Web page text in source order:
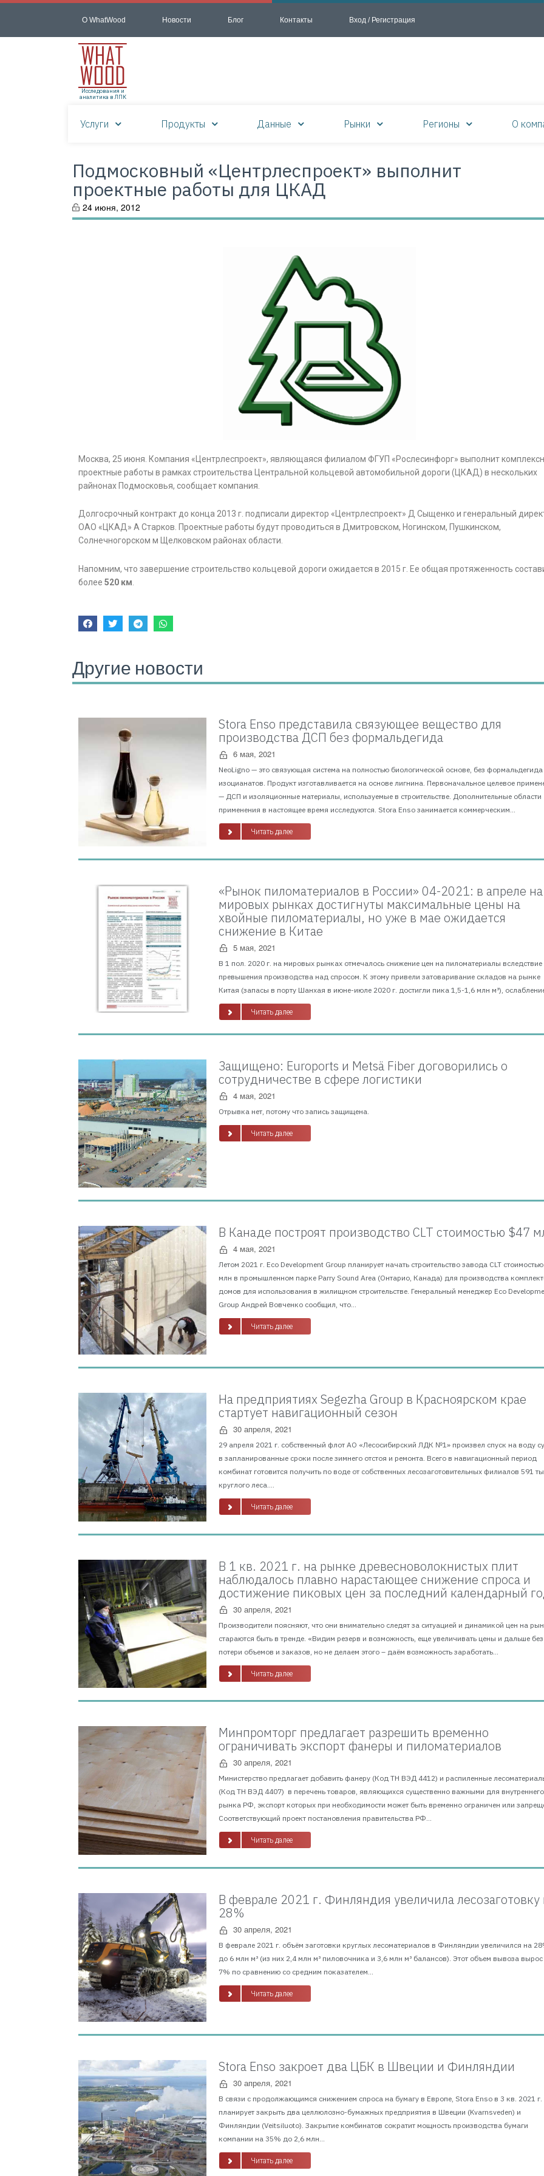
О WhatWood Новости Блог Контакты Вход / Регистрация
Исследования и
аналитика в ЛПК
Услуги Продукты Данные Рынки Регионы О
Подмосковный «Центрлеспроект» выполнит
проектные работы для ЦКАД
24 июня, 2012
Москва, 25 июня. Компания «Центрлеспроект», являющаяся филиалом ФГУП «Рослесинфорг» выполнит
проектные работы в рамках строительства Центральной кольцевой автомобильной дороги (ЦКАД) в нескольких
райнонах Подмосковья, сообщает компания.
Долгосрочный контракт до конца 2013 г. подписали директор «Центрлеспроект» Д Сыщенко и генеральный
ОАО «ЦКАД» А Старков. Проектные работы будут проводиться в Дмитровском, Ногинском, Пушкинском,
Солнечногорском м Щелковском районах области.
Напомним, что завершение строительство кольцевой дороги ожидается в 2015 г. Ее общая протяженность
более 520 км
Другие новости
Stora Enso представила связующее вещество для
производства ДСП без формальдегида
6 мая, 2021
NeoLigno — это связующая система на полностью биологической основе, без формальдегида
изоцианатов. Продукт изготавливается на основе лигнина. Первоначальное целевое
— ДСП и изоляционные материалы, используемые в строительстве. Дополнительные области
применения в настоящее время исследуются. Stora Enso занимается коммерческим...
Читать далее
«Рынок пиломатериалов в России» 04-2021: в апреле на
мировых рынках достигнуты максимальные цены на
хвойные пиломатериалы, но уже в мае ожидается
снижение в Китае
5 мая, 2021
В 1 пол. 2020 г. на мировых рынках отмечалось снижение цен на пиломатериалы вследствие
превышения производства над спросом. К этому привели затоваривание складов на рынке
Китая (запасы в порту Шанхая в июне-июле 2020 г. достигли пика 1,5-1,6 млн м³),
Читать далее
Защищено: Euroports и Metsä Fiber договорились о
сотрудничестве в сфере логистики
4 мая, 2021
Отрывка нет, потому что запись защищена.
Читать далее
В Канаде построят производство CLT стоимостью $47
4 мая, 2021
Летом 2021 г. Eco Development Group планирует начать строительство завода CLT
млн в промышленном парке Parry Sound Area (Онтарио, Канада) для производства
домов для использования в жилищном строительстве. Генеральный менеджер Eco
Group Андрей Вовченко сообщил, что...
Читать далее
На предприятиях Segezha Group в Красноярском крае
стартует навигационный сезон
30 апреля, 2021
29 апреля 2021 г. собственный флот АО «Лесосибирский ЛДК №1» произвел спуск на воду
в запланированные сроки после зимнего отстоя и ремонта. Всего в навигационный период
комбинат готовится получить по воде от собственных лесозаготовительных филиалов 591
круглого леса....
Читать далее
В 1 кв. 2021 г. на рынке древесноволокнистых плит
наблюдалось плавно нарастающее снижение спроса и
достижение пиковых цен за последний календарный
30 апреля, 2021
Производители поясняют, что они внимательно следят за ситуацией и динамикой цен на
стараются быть в тренде. «Видим резерв и возможность, еще увеличивать цены и дальше без
потери объемов и заказов, но не делаем этого – даём возможность заработать...
Читать далее
Минпромторг предлагает разрешить временно
ограничивать экспорт фанеры и пиломатериалов
30 апреля, 2021
Министерство предлагает добавить фанеру (Код ТН ВЭД 4412) и распиленные
(Код ТН ВЭД 4407) в перечень товаров, являющихся существенно важными для внутреннего
рынка РФ, экспорт которых при необходимости может быть временно ограничен или
Соответствующий проект постановления правительства РФ...
Читать далее
В феврале 2021 г. Финляндия увеличила лесозаготовку
28%
30 апреля, 2021
В феврале 2021 г. объём заготовки круглых лесоматериалов в Финляндии увеличился на
до 6 млн м³ (из них 2,4 млн м³ пиловочника и 3,6 млн м³ балансов). Этот объем вывоза
7% по сравнению со средним показателем...
Читать далее
Stora Enso закроет два ЦБК в Швеции и Финляндии
30 апреля, 2021
В связи с продолжающимся снижением спроса на бумагу в Европе, Stora Enso в 3 кв. 2021 г.
планирует закрыть два целлюлозно-бумажных предприятия в Швеции (Kvarnsveden) и
Финляндии (Veitsiluoto). Закрытие комбинатов сократит мощность производства бумаги
компании на 35% до 2,6 млн...
Читать далее